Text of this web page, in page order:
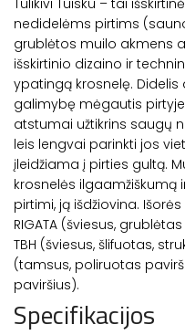
Tulikivi Tuisku – tai
nedidelėms pirtims
grublėtos muilo akmens
išskirtinio dizaino ir
ypatingą krosnelę. Didelis
galimybę mėgautis
atstumai užtikrins saugų
leis lengvai parinkti jos
įleidžiama į pirties gultą.
krosnelės
pirtimi, ją išdžiovina.
RIGATA (šviesus,
TBH (šviesus, šlifuotas,
(tamsus, poliruotas
paviršius).
Specifikacijos